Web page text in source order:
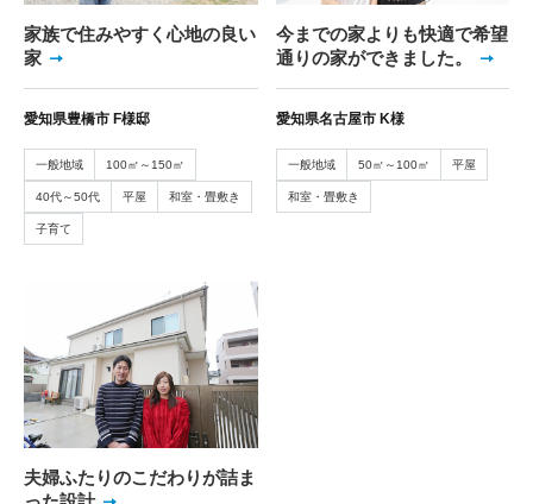
家族で住みやすく心地の良い
家
愛知県豊橋市 F様邸
一般地域 100㎡～150㎡
40代～50代 平屋 和室・畳敷き
子育て
今までの家よりも快適で希望
通りの家ができました。
愛知県名古屋市 K様
一般地域 50㎡～100㎡ 平屋
和室・畳敷き
夫婦ふたりのこだわりが詰ま